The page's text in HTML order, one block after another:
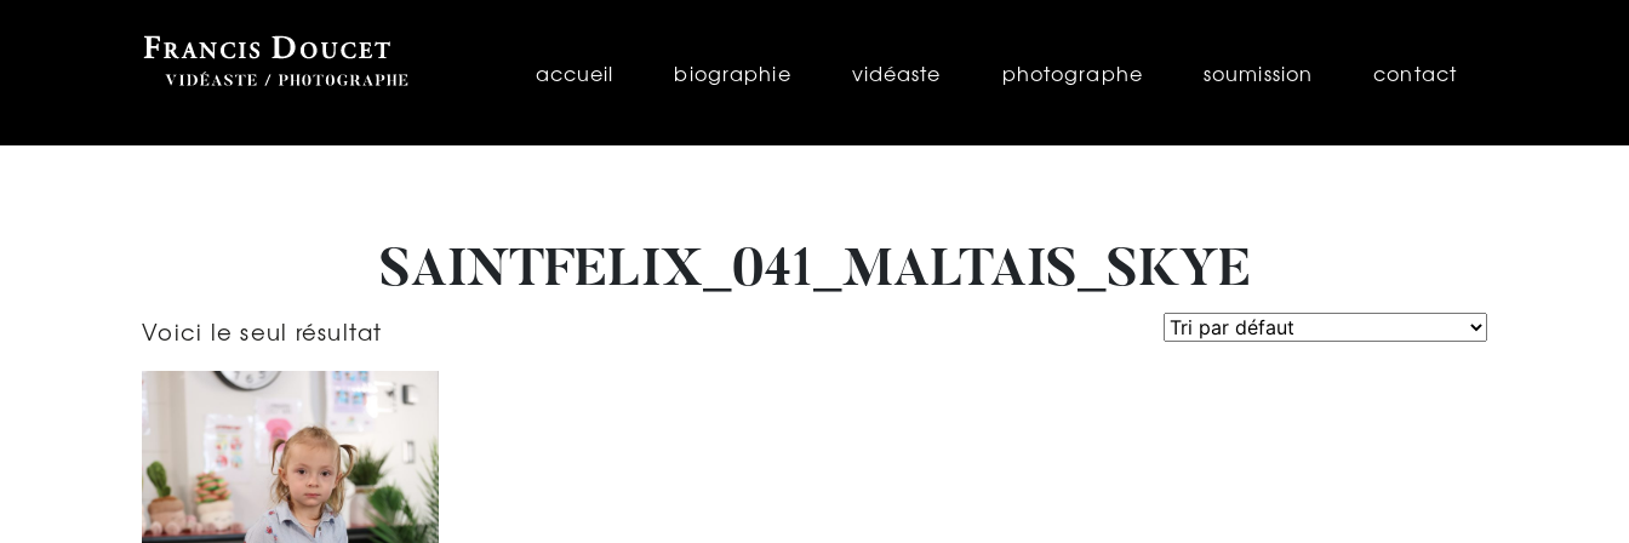
accueil biographie vidéaste photographe soumission contact
SAINTFELIX_041_MALTAIS_SKYE
Voici le seul résultat